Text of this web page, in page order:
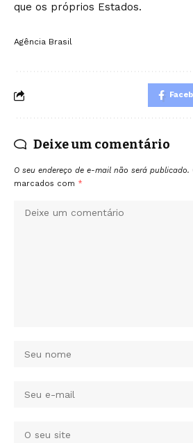
que os próprios Estados.
Agência Brasil
Deixe um comentário
O seu endereço de e-mail não será publicado.
marcados com *